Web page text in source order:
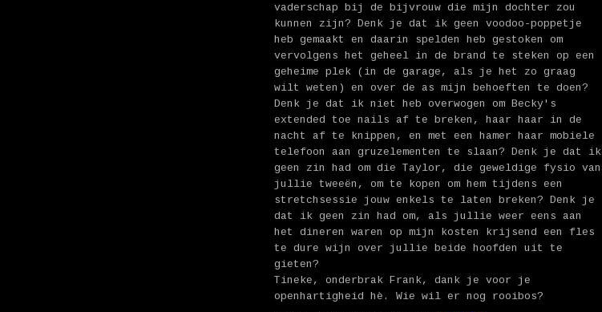
vaderschap bij de bijvrouw die mijn dochter zou
kunnen zijn? Denk je dat ik geen voodoo-poppetje
heb gemaakt en daarin spelden heb gestoken om
vervolgens het geheel in de brand te steken op een
geheime plek (in de garage, als je het zo graag
wilt weten) en over de as mijn behoeften te doen?
Denk je dat ik niet heb overwogen om Becky's
extended toe nails af te breken, haar haar in de
nacht af te knippen, en met een hamer haar mobiele
telefoon aan gruzelementen te slaan? Denk je dat ik
geen zin had om die Taylor, die geweldige fysio van
jullie tweeën, om te kopen om hem tijdens een
stretchsessie jouw enkels te laten breken? Denk je
dat ik geen zin had om, als jullie weer eens aan
het dineren waren op mijn kosten krijsend een fles
te dure wijn over jullie beide hoofden uit te
gieten?
Tineke, onderbrak Frank, dank je voor je
openhartigheid hè. Wie wil er nog rooibos?